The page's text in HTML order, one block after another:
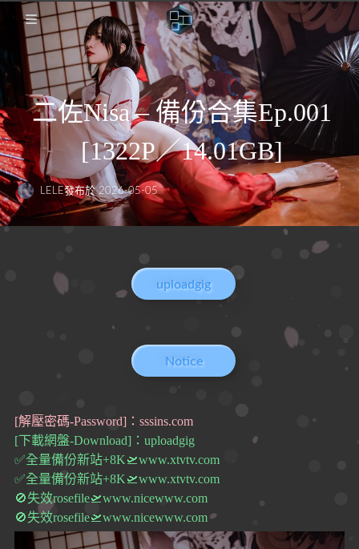
🏡Home
日本影片
FC2PPV
日本番綜
圖集備份歸檔
Coser備份
説明
二佐Nisa – 備份合集Ep.001
[1322P／14.01GB]
LELE發布於 2026-05-05
uploadgig
Notice
[解壓密碼-Password]：sssins.com
[下載網盤-Download]：uploadgig
✅全量備份新站+8K🛫www.xtvtv.com
✅全量備份新站+8K🛫www.xtvtv.com
🚫失效rosefile🛫www.nicewww.com
🚫失效rosefile🛫www.nicewww.com